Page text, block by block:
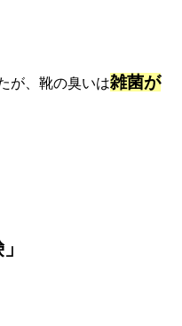
が、靴の臭いは雑菌が